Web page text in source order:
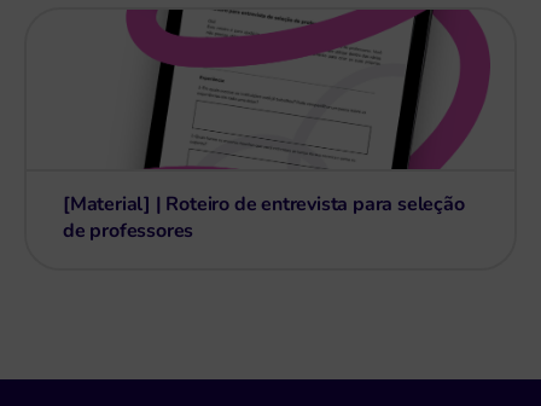
[Material] | Roteiro de entrevista para seleção
de professores